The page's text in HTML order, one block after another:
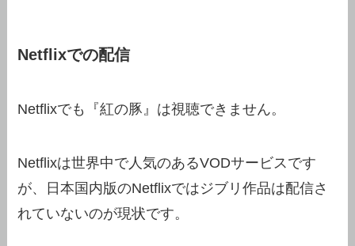
Netflixでの配信
Netflixでも『紅の豚』は視聴できません。
Netflixは世界中で人気のあるVODサービスです
が、日本国内版のNetflixではジブリ作品は配信さ
れていないのが現状です。